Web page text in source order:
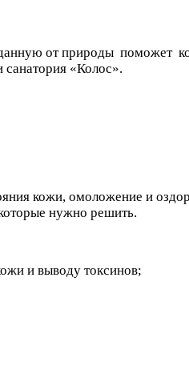
от природы поможет
«Колос».
кожи, омоложение и
нужно решить.
и выводу токсинов;